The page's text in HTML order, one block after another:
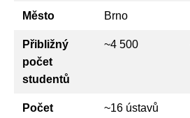
Město Brno
Přibližný
počet
studentů
~4 500
Počet
~16 ústavů